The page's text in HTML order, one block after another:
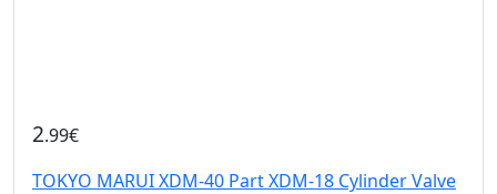
2.99€
TOKYO MARUI XDM-40 Part XDM-18 Cylinder Valve